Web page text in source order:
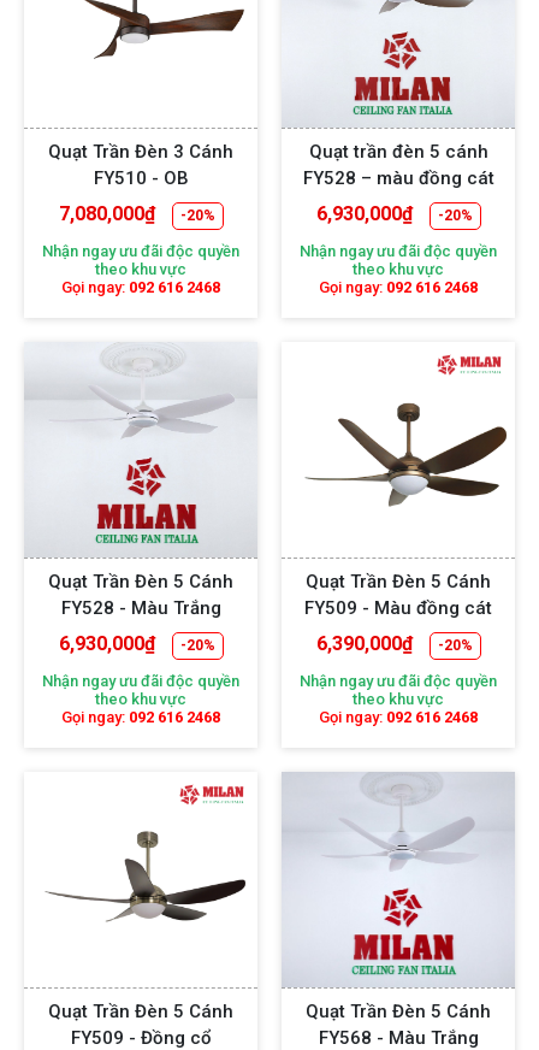
Quạt Trần Đèn 3 Cánh
FY510 - OB
7,080,000₫ -20%
Nhận ngay ưu đãi độc quyền
theo khu vực
Gọi ngay: 092 616 2468
Quạt trần đèn 5 cánh
FY528 – màu đồng cát
6,930,000₫ -20%
Nhận ngay ưu đãi độc quyền
theo khu vực
Gọi ngay: 092 616 2468
Quạt Trần Đèn 5 Cánh
FY528 - Màu Trắng
6,930,000₫ -20%
Nhận ngay ưu đãi độc quyền
theo khu vực
Gọi ngay: 092 616 2468
Quạt Trần Đèn 5 Cánh
FY509 - Màu đồng cát
6,390,000₫ -20%
Nhận ngay ưu đãi độc quyền
theo khu vực
Gọi ngay: 092 616 2468
Quạt Trần Đèn 5 Cánh
FY509 - Đồng cổ
Quạt Trần Đèn 5 Cánh
FY568 - Màu Trắng